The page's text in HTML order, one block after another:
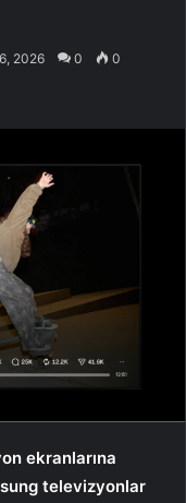
2026 0 0
ekranlarına
televizyonlar